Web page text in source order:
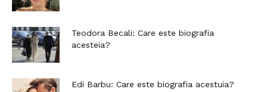
Teodora Becali: Care este biografia
acesteia?
Edi Barbu: Care este biografia acestuia?